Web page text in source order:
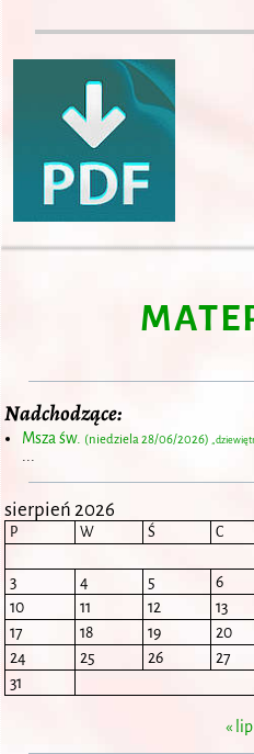
Nadchodzące:
Msza św. (niedziela 28/06/2026)
sierpień 2026
P W Ś C
3
4 5 6
10
11 12 13
17
18 19 20
24
25 26 27
31
« lip